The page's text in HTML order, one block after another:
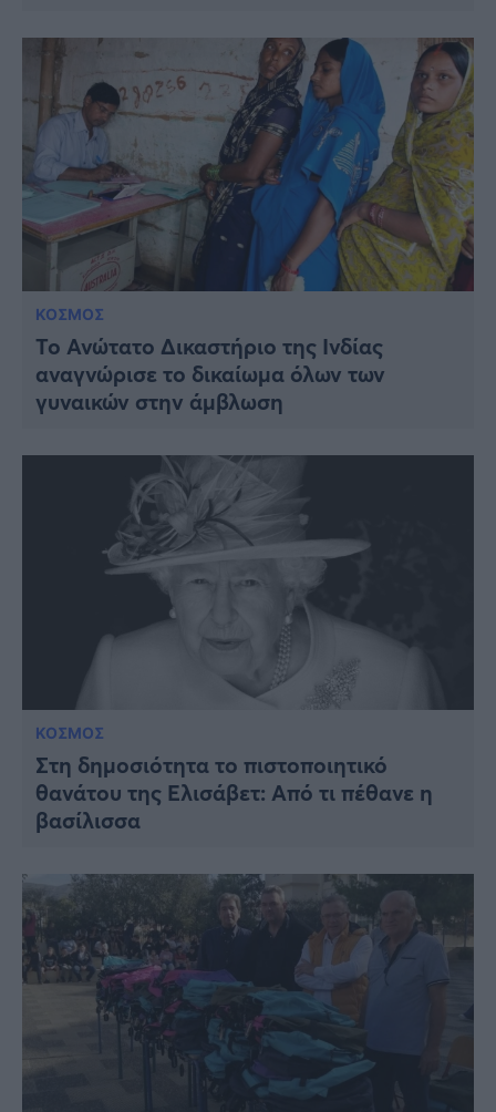
ΚΟΣΜΟΣ
Το Ανώτατο Δικαστήριο της Ινδίας
αναγνώρισε το δικαίωμα όλων των
γυναικών στην άμβλωση
ΚΟΣΜΟΣ
Στη δημοσιότητα το πιστοποιητικό
θανάτου της Ελισάβετ: Από τι πέθανε η
βασίλισσα